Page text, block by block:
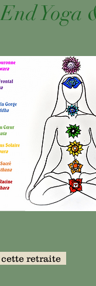
Yoga
retraite